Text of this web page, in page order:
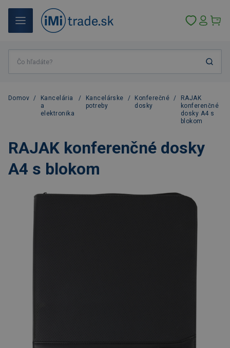
Domov /
Kancelária
a
elektronika
/
Kancelárske
potreby
/
Konferečné
dosky
/
RAJAK
konferenčné
dosky A4 s
blokom
RAJAK konferenčné dosky
A4 s blokom